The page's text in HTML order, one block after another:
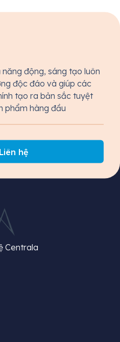
Liên hệ
động, sáng tạo luôn
độc đáo và giúp các
tạo ra bản sắc tuyệt
phẩm hàng đầu
Centrala